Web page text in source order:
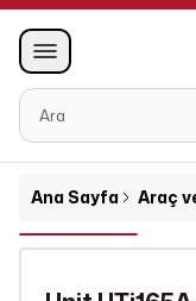
Ana Sayfa Araç